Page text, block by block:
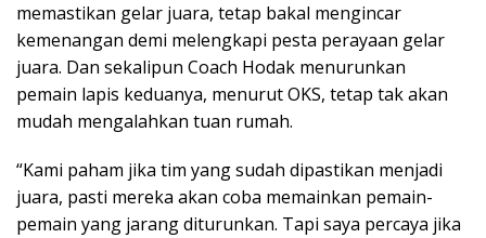
memastikan gelar juara, tetap bakal mengincar
kemenangan demi melengkapi pesta perayaan gelar
juara. Dan sekalipun Coach Hodak menurunkan
pemain lapis keduanya, menurut OKS, tetap tak akan
mudah mengalahkan tuan rumah.
“Kami paham jika tim yang sudah dipastikan menjadi
juara, pasti mereka akan coba memainkan pemain-
pemain yang jarang diturunkan. Tapi saya percaya jika